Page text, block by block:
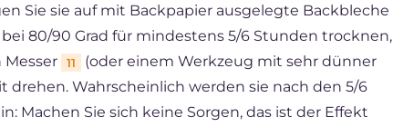
Sie sie auf mit Backpapier ausgelegte Backbleche
80/90 Grad für mindestens 5/6 Stunden trocknen,
11
(oder einem Werkzeug mit sehr dünner
drehen. Wahrscheinlich werden sie nach den 5/6
Machen Sie sich keine Sorgen, das ist der Effekt